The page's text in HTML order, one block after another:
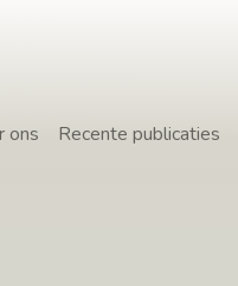
ons Recente publicaties